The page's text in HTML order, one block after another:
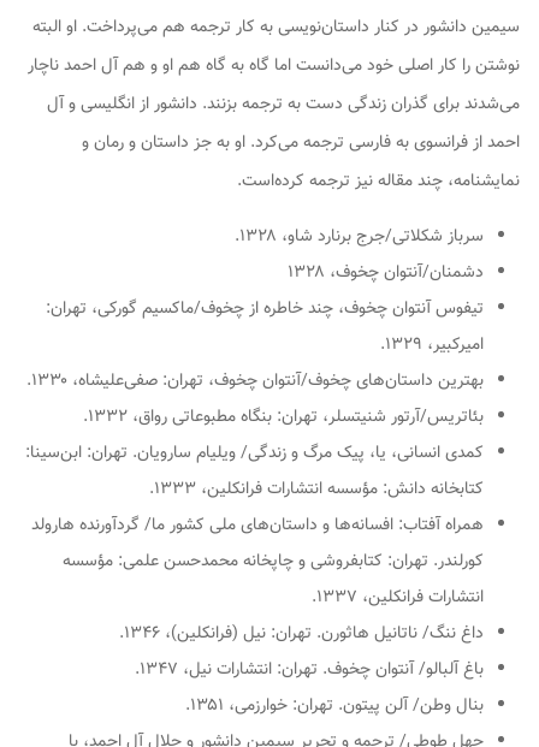
سیمین دانشور در کنار داستان‌نویسی به کار ترجمه هم می‌پرداخت. او البته
نوشتن را کار اصلی خود می‌دانست اما گاه به گاه هم او و هم آل احمد ناچار
می‌شدند برای گذران زندگی دست به ترجمه بزنند. دانشور از انگلیسی و آل
احمد از فرانسوی به فارسی ترجمه می‌کرد. او به جز داستان و رمان و
نمایشنامه، چند مقاله نیز ترجمه کرده‌است.
سرباز شکلاتی/جرج برنارد شاو، ۱۳۲۸.
دشمنان/آنتوان چخوف، ۱۳۲۸
تیفوس آنتوان چخوف، چند خاطره از چخوف/ماکسیم گورکی، تهران:
امیرکبیر، ۱۳۲۹.
بهترین داستان‌های چخوف‌/آنتوان چخوف، تهران: صفی‌علیشاه، ۱۳۳۰.
بئاتریس/آرتور شنیتسلر، تهران: بنگاه مطبوعاتی رواق، ۱۳۳۲.
ک‍م‍دی ان‍س‍ان‍ی، ی‍ا، پ‍ی‍ک م‍رگ و زن‍دگ‍ی‌/ ویلیام سارویان. ت‍ه‍ران: ابن‌سینا:
کتابخانه دانش: مؤسسه انتشارات فرانکلین‏‫، ۱۳۳۳‬. ‬
ه‍م‍راه آف‍ت‍اب: اف‍س‍ان‍ه‌ه‍ا و داس‍ت‍ان‌های م‍ل‍ی ک‍ش‍ور م‍ا/ گ‍ردآورن‍ده ه‍ارول‍د
ک‍ورل‍ن‍در. ت‍ه‍ران: کتابفروشی و چاپخانه محمدحسن علمی: مؤسسه
انتشارات فرانکلین‏‫، ۱۳۳۷. ‬
داغ ننگ/ ناتانیل هاثورن. تهران: ن‍ی‍ل (ف‍ران‍ک‍ل‍ی‍ن)، ۱۳۴۶.
باغ آلبالو/ آنتوان چخوف. تهران: انتشارات نیل، ۱۳۴۷.
بنال وطن/ آلن پیتون. تهران: خوارزمی، ۱۳۵۱.